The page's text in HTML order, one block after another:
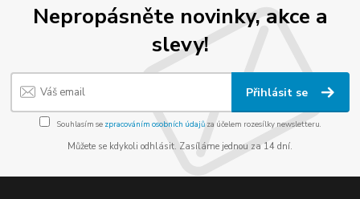
Nepropásněte novinky, akce a
slevy!
Přihlásit se
Souhlasím se zpracováním osobních údajůza účelem rozesílky newsletteru.
Můžete se kdykoli odhlásit. Zasíláme jednou za 14 dní.